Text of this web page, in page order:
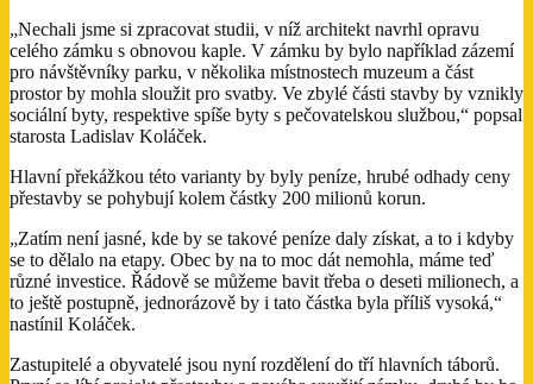
„Nechali jsme si zpracovat studii, v níž architekt navrhl opravu
celého zámku s obnovou kaple. V zámku by bylo například zázemí
pro návštěvníky parku, v několika místnostech muzeum a část
prostor by mohla sloužit pro svatby. Ve zbylé části stavby by vznikly
sociální byty, respektive spíše byty s pečovatelskou službou,“ popsal
starosta Ladislav Koláček.
Hlavní překážkou této varianty by byly peníze, hrubé odhady ceny
přestavby se pohybují kolem částky 200 milionů korun.
„Zatím není jasné, kde by se takové peníze daly získat, a to i kdyby
se to dělalo na etapy. Obec by na to moc dát nemohla, máme teď
různé investice. Řádově se můžeme bavit třeba o deseti milionech, a
to ještě postupně, jednorázově by i tato částka byla příliš vysoká,“
nastínil Koláček.
Zastupitelé a obyvatelé jsou nyní rozdělení do tří hlavních táborů.